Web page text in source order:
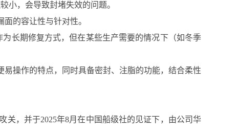
小，会导致封堵失效的问题。
的容让性与针对性。
长期修复方式，但在某些生产需要的情况下（如冬季
操作的特点，同时具备密封、注脂的功能，结合柔性
，并于2025年8月在中国船级社的见证下，由公司华